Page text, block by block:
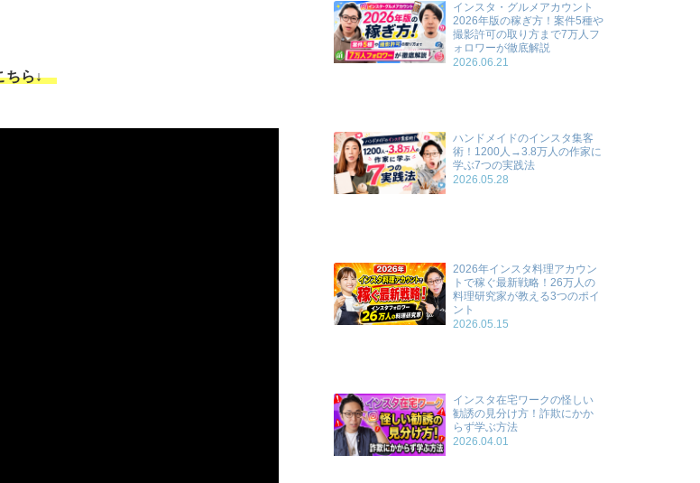
こちら↓
インスタ・グルメアカウント
2026年版の稼ぎ方！案件5種や
撮影許可の取り方まで7万人フ
ォロワーが徹底解説
2026.06.21
ハンドメイドのインスタ集客
術！1200人→3.8万人の作家に
学ぶ7つの実践法
2026.05.28
2026年インスタ料理アカウン
トで稼ぐ最新戦略！26万人の
料理研究家が教える3つのポイ
ント
2026.05.15
インスタ在宅ワークの怪しい
勧誘の見分け方！詐欺にかか
らず学ぶ方法
2026.04.01